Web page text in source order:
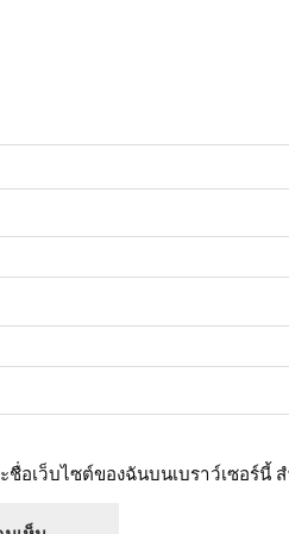
ชื่อเว็บไซต์ของฉันบนเบราว์เซอร์นี้